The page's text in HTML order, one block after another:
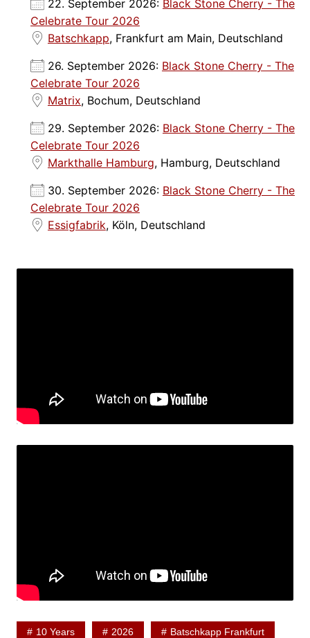
22. September 2026: Black Stone Cherry - The
Celebrate Tour 2026
Batschkapp, Frankfurt am Main, Deutschland
26. September 2026: Black Stone Cherry - The
Celebrate Tour 2026
Matrix, Bochum, Deutschland
29. September 2026: Black Stone Cherry - The
Celebrate Tour 2026
Markthalle Hamburg, Hamburg, Deutschland
30. September 2026: Black Stone Cherry - The
Celebrate Tour 2026
Essigfabrik, Köln, Deutschland
10 Years 2026 Batschkapp Frankfurt